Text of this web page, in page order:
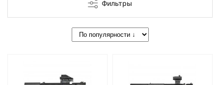
Фильтры